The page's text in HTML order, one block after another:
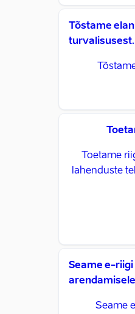
Tõstame
turvalisusest.
Toetame
lahenduste
Seame e-
Seame